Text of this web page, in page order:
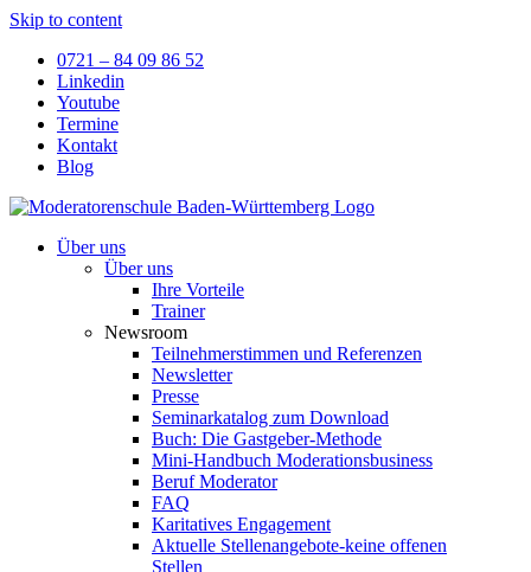
Skip to content
0721 – 84 09 86 52
Linkedin
Youtube
Termine
Kontakt
Blog
Über uns
Über uns
Ihre Vorteile
Trainer
Newsroom
Teilnehmerstimmen und Referenzen
Newsletter
Presse
Seminarkatalog zum Download
Buch: Die Gastgeber-Methode
Mini-Handbuch Moderationsbusiness
Beruf Moderator
FAQ
Karitatives Engagement
Aktuelle Stellenangebote-keine offenen
Stellen